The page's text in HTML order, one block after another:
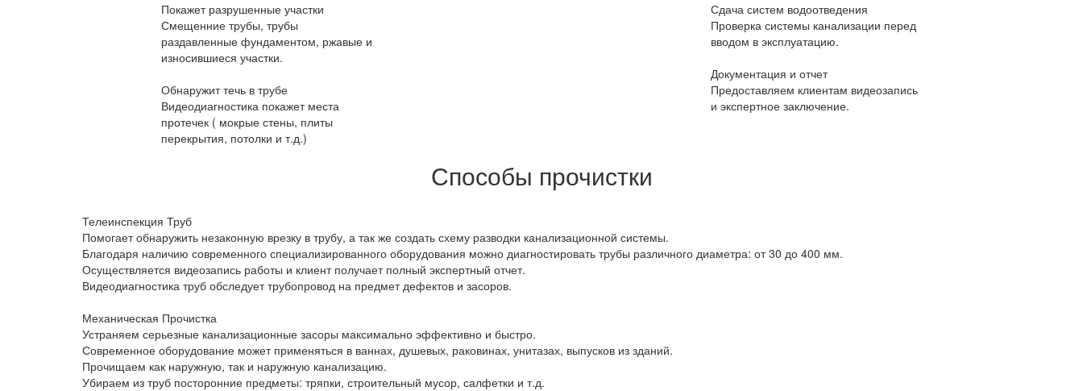
Покажет разрушенные участки
Смещенние трубы, трубы
раздавленные фундаментом, ржавые и
износившиеся участки.
Обнаружит течь в трубе
Видеодиагностика покажет места
протечек ( мокрые стены, плиты
перекрытия, потолки и т.д.)
Сдача систем водоотведения
Проверка системы канализации перед
вводом в эксплуатацию.
Документация и отчет
Предоставляем клиентам видеозапись
и экспертное заключение.
Способы прочистки
Телеинспекция Труб
Помогает обнаружить незаконную врезку в трубу, а так же создать схему разводки канализационной системы.
Благодаря наличию современного специализированного оборудования можно диагностировать трубы различного диаметра: от 30 до 400 мм.
Осуществляется видеозапись работы и клиент получает полный экспертный отчет.
Видеодиагностика труб обследует трубопровод на предмет дефектов и засоров.
Механическая Прочистка
Устраняем серьезные канализационные засоры максимально эффективно и быстро.
Современное оборудование может применяться в ваннах, душевых, раковинах, унитазах, выпусков из зданий.
Прочищаем как наружную, так и наружную канализацию.
Убираем из труб посторонние предметы: тряпки, строительный мусор, салфетки и т.д.